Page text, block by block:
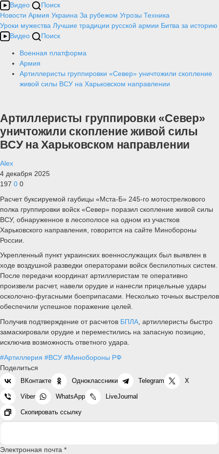
Видео
Поиск
Новости Армия Украина За рубежом Угрозы Техника
Уроки мужества Лучшие традиции русской армии Битва за историю
Видео
Поиск
Военная платформа
Армия
Артиллеристы группировки «Север» уничтожили скопление
живой силы ВСУ на Харьковском направлении
Артиллеристы группировки «Север»
уничтожили скопление живой силы
ВСУ на Харьковском направлении
Alex
4 декабря 2025
197 0 0
Расчет буксируемой гаубицы «Мста-Б» 245-го мотострелкового
полка группировки войск «Север» поразил скопление живой силы
ВСУ, обнаруженное в лесополосе на одном из участков
Харьковского направления, говорится на сайте Минобороны
России.
Укрепленный пункт украинских военнослужащих был выявлен в
ходе воздушной разведки операторами войск беспилотных систем.
После передачи координат артиллеристам те оперативно
произвели расчет, навели орудие и нанесли прицельные удары
осколочно-фугасными боеприпасами. Несколько точных выстрелов
обеспечили успешное поражение целей.
Получив подтверждение от расчетов БПЛА , артиллеристы быстро
замаскировали орудие и переместились на запасную позицию,
исключив возможность ответного удара.
#Артиллерия #ВСУ #Минобороны РФ
Поделиться
ВКонтакте Одноклассники Telegram X
Viber WhatsApp LiveJournal
Скопировать ссылку
Электронная почта *